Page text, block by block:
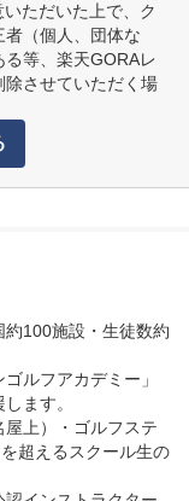
いただいた上で、ク
（個人、団体な
等、楽天GORAレ
除させていただく場
100施設・生徒数約
ルフアカデミー」
ます。
上）・ゴルフステ
超えるスクール生の